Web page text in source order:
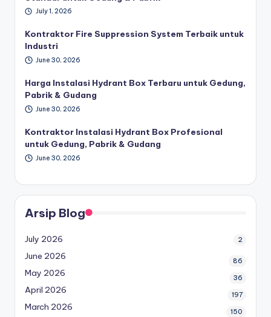
July 1, 2026
Kontraktor Fire Suppression System Terbaik untuk
Industri
June 30, 2026
Harga Instalasi Hydrant Box Terbaru untuk Gedung,
Pabrik & Gudang
June 30, 2026
Kontraktor Instalasi Hydrant Box Profesional
untuk Gedung, Pabrik & Gudang
June 30, 2026
Arsip Blog
July 2026 2
June 2026 86
May 2026 36
April 2026 197
March 2026 150